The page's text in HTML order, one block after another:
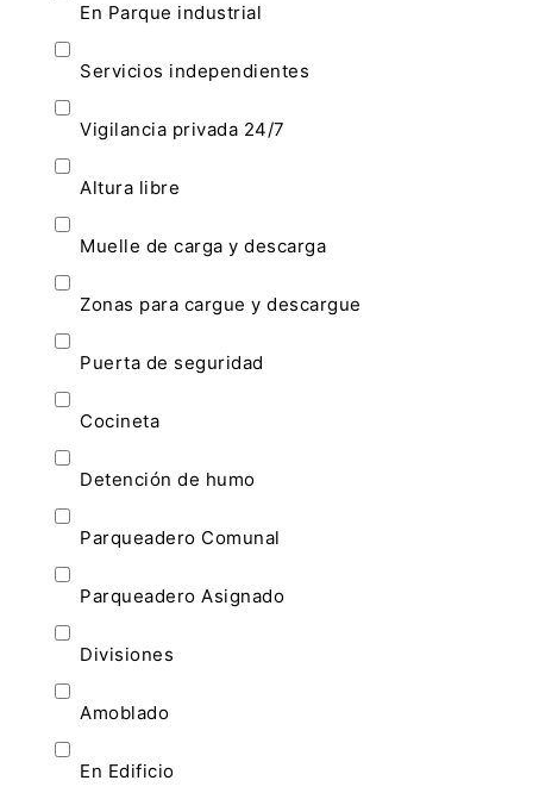
En Parque industrial
Servicios independientes
Vigilancia privada 24/7
Altura libre
Muelle de carga y descarga
Zonas para cargue y descargue
Puerta de seguridad
Cocineta
Detención de humo
Parqueadero Comunal
Parqueadero Asignado
Divisiones
Amoblado
En Edificio